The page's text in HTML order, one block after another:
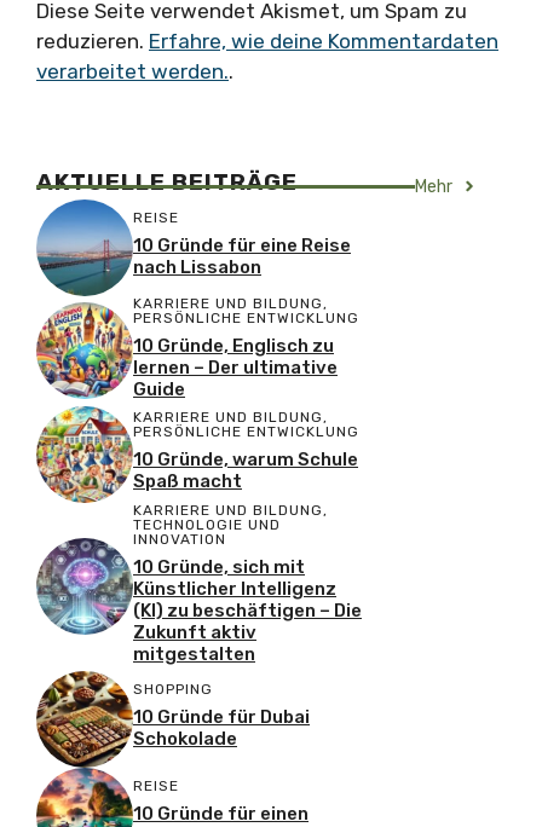
Diese Seite verwendet Akismet, um Spam zu
reduzieren. Erfahre, wie deine Kommentardaten
verarbeitet werden..
AKTUELLE BEITRÄGE Mehr
REISE
10 Gründe für eine Reise
nach Lissabon
KARRIERE UND BILDUNG ,
PERSÖNLICHE ENTWICKLUNG
10 Gründe, Englisch zu
lernen – Der ultimative
Guide
KARRIERE UND BILDUNG,
PERSÖNLICHE ENTWICKLUNG
10 Gründe, warum Schule
Spaß macht
KARRIERE UND BILDUNG ,
TECHNOLOGIE UND
INNOVATION
10 Gründe, sich mit
Künstlicher Intelligenz
(KI) zu beschäftigen – Die
Zukunft aktiv
mitgestalten
SHOPPING
10 Gründe für Dubai
Schokolade
REISE
10 Gründe für einen